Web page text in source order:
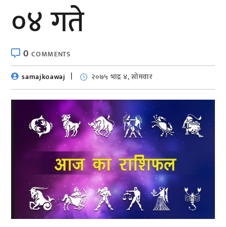
०४ गते
0COMMENTS
samajkoawaj
२०७५ भाद्र ४, सोमवार